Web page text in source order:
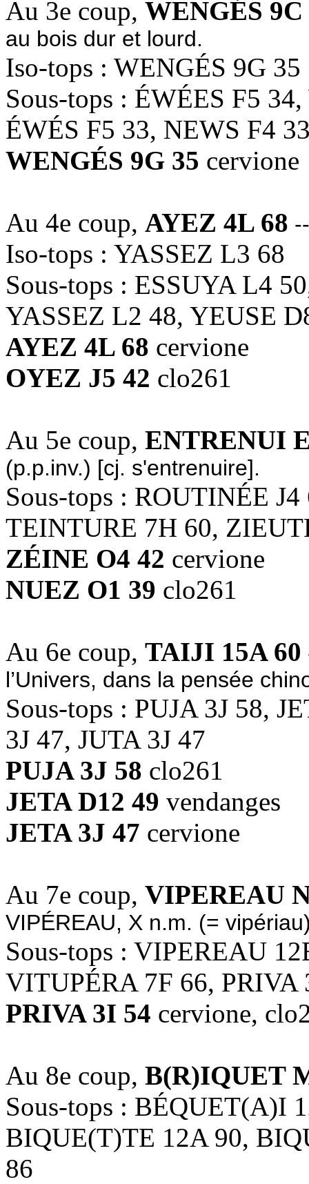
Au 3e coup, WENGÉS 9C
au bois dur et lourd.
Iso-tops : WENGÉS 9G 35
Sous-tops : ÉWÉES F5
ÉWÉS F5 33, NEWS F4
WENGÉS 9G 35 cervione
Au 4e coup, AYEZ 4L 68
Iso-tops : YASSEZ L3 68
Sous-tops : ESSUYA L4
YASSEZ L2 48, YEUSE
AYEZ 4L 68 cervione
OYEZ J5 42 clo261
Au 5e coup, ENTRENUI
(p.p.inv.) [cj. s'entrenuire].
Sous-tops : ROUTINÉE
TEINTURE 7H 60,
ZÉINE O4 42 cervione
NUEZ O1 39 clo261
Au 6e coup, TAIJI 15A 60
l’Univers, dans la pensée
Sous-tops : PUJA 3J 58,
3J 47, JUTA 3J 47
PUJA 3J 58 clo261
JETA D12 49 vendanges
JETA 3J 47 cervione
Au 7e coup, VIPEREAU
VIPÉREAU, X n.m. (=
Sous-tops : VIPEREAU
VITUPÉRA 7F 66, PRIVA
PRIVA 3I 54 cervione,
Au 8e coup, B(R)IQUET
Sous-tops : BÉQUET(A)I
BIQUE(T)TE 12A 90,
86